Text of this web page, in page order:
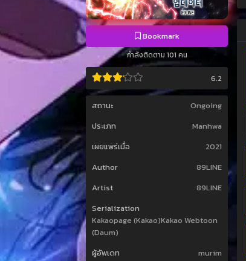
Bookmark
กำลังติดตาม 101 คน
6.2
สถานะ
Ongoing
ประเภท
Manhwa
เผยแพร่เมื่อ
2021
Author
89LINE
Artist
89LINE
Serialization
Kakaopage (Kakao)Kakao Webtoon
(Daum)
ผู้อัพเดท
murim